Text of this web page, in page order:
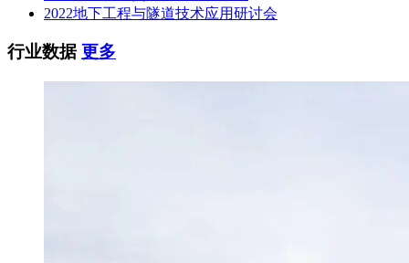
2022地下工程与隧道技术应用研讨会
行业数据更多